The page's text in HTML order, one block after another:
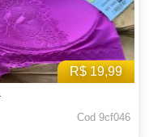
R$ 19,99
Cod 9cf046